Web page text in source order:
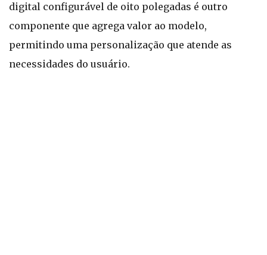
digital configurável de oito polegadas é outro
componente que agrega valor ao modelo,
permitindo uma personalização que atende as
necessidades do usuário.